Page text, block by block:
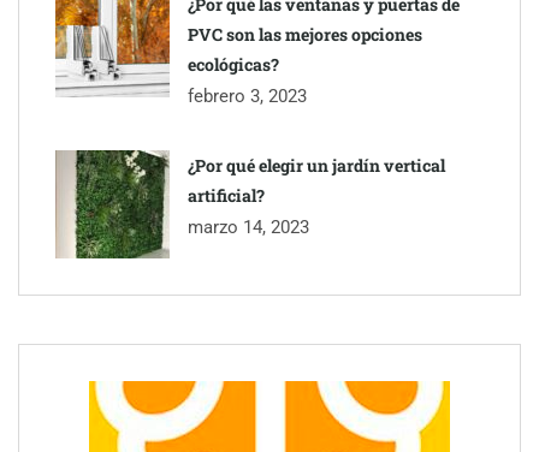
PVC son las mejores opciones
ecológicas?
febrero 3, 2023
¿Por qué elegir un jardín vertical
artificial?
marzo 14, 2023